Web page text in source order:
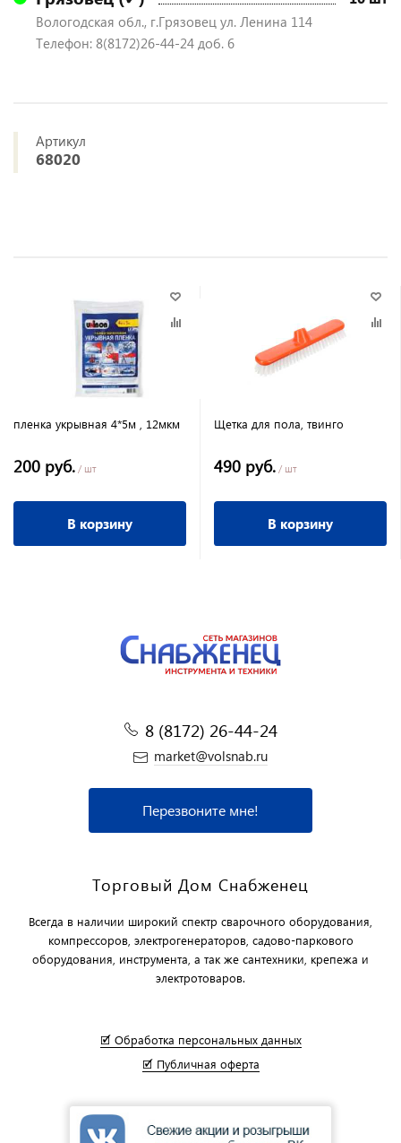
Вологодская обл., г.Грязовец ул. Ленина 114
Телефон: 8(8172)26-44-24 доб. 6
Артикул
68020
пленка укрывная 4*5м , 12мкм
200 руб. / шт
В корзину
Щетка для пола, твинго
490 руб. / шт
В корзину
8 (8172) 26-44-24
market@volsnab.ru
Перезвоните мне!
Торговый Дом Снабженец
Всегда в наличии широкий спектр сварочного оборудования,
компрессоров, электрогенераторов, садово-паркового
оборудования, инструмента, а так же сантехники, крепежа и
электротоваров.
🗹 Обработка персональных данных
🗹 Публичная оферта